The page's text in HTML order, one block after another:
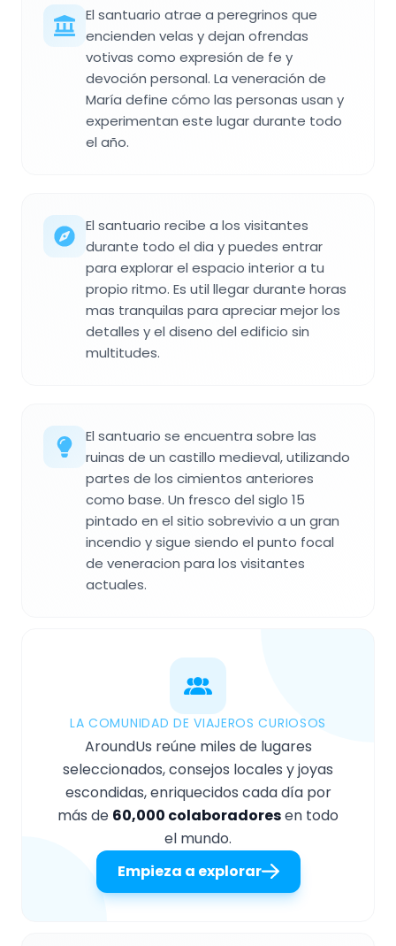
El santuario atrae a peregrinos que
encienden velas y dejan ofrendas
votivas como expresión de fe y
devoción personal. La veneración de
María define cómo las personas usan y
experimentan este lugar durante todo
el año.
El santuario recibe a los visitantes
durante todo el dia y puedes entrar
para explorar el espacio interior a tu
propio ritmo. Es util llegar durante horas
mas tranquilas para apreciar mejor los
detalles y el diseno del edificio sin
multitudes.
El santuario se encuentra sobre las
ruinas de un castillo medieval, utilizando
partes de los cimientos anteriores
como base. Un fresco del siglo 15
pintado en el sitio sobrevivio a un gran
incendio y sigue siendo el punto focal
de veneracion para los visitantes
actuales.
LA COMUNIDAD DE VIAJEROS CURIOSOS
AroundUs reúne miles de lugares
seleccionados, consejos locales y joyas
escondidas, enriquecidos cada día por
más de 60,000 colaboradoresen todo
el mundo.
Empieza a explorar